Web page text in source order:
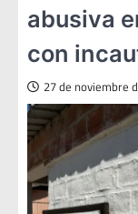
abusiva
con
27 de noviembre